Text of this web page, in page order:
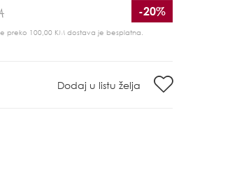
-20%
preko 100,00 KM dostava je besplatna.
Dodaj u listu želja